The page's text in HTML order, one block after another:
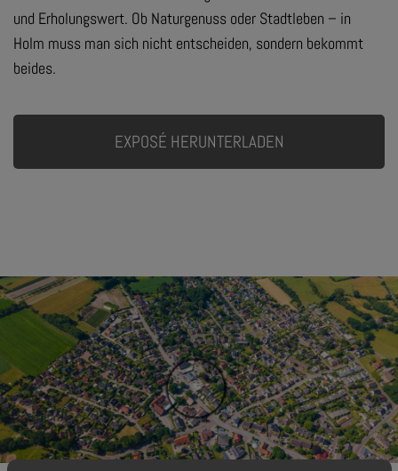
und Erholungswert. Ob Naturgenuss oder Stadtleben – in
Holm muss man sich nicht entscheiden, sondern bekommt
beides.
EXPOSÉ HERUNTERLADEN